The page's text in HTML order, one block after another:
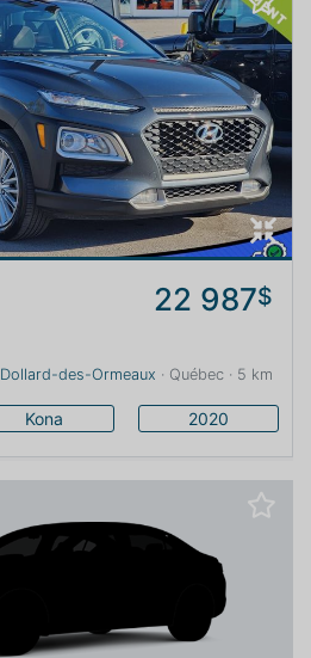
22 987$
Dollard-des-Ormeaux · Québec · 5 km
Kona 2020